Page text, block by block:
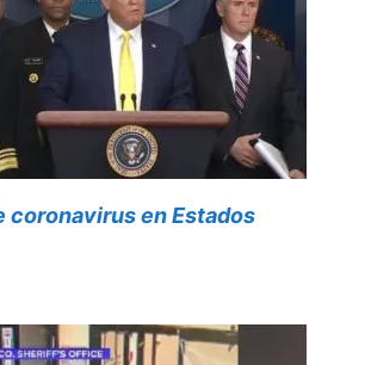
coronavirus en Estados